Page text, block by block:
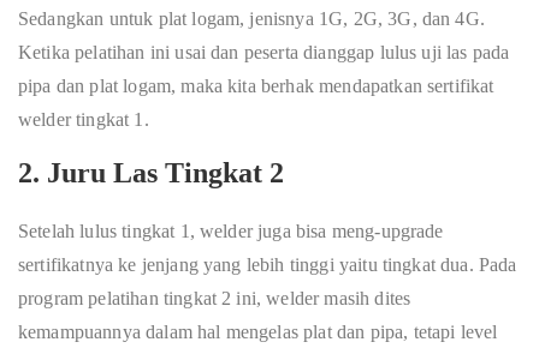
Sedangkan untuk plat logam, jenisnya 1G, 2G, 3G, dan 4G.
Ketika pelatihan ini usai dan peserta dianggap lulus uji las pada
pipa dan plat logam, maka kita berhak mendapatkan sertifikat
welder tingkat 1.
2. Juru Las Tingkat 2
Setelah lulus tingkat 1, welder juga bisa meng-upgrade
sertifikatnya ke jenjang yang lebih tinggi yaitu tingkat dua. Pada
program pelatihan tingkat 2 ini, welder masih dites
kemampuannya dalam hal mengelas plat dan pipa, tetapi level